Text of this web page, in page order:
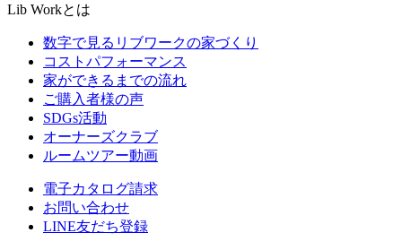
Lib Workとは
数字で見るリブワークの家づくり
コストパフォーマンス
家ができるまでの流れ
ご購入者様の声
SDGs活動
オーナーズクラブ
ルームツアー動画
電子カタログ請求
お問い合わせ
LINE友だち登録